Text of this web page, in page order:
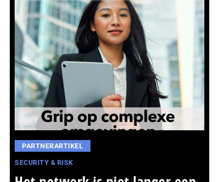
PARTNERARTIKEL
SECURITY & RISK